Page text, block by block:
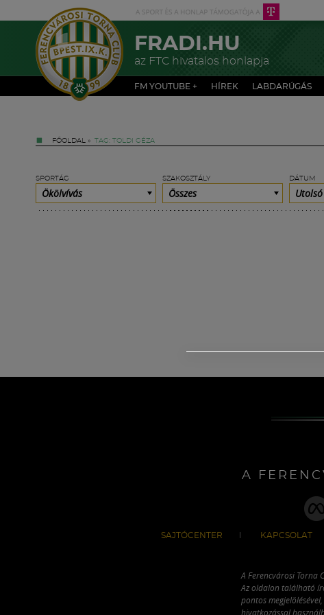
FRADI.HU
az FTC hivatalos honlapja
FM YOUTUBE + HÍREK LABDARÚGÁS
FŐOLDAL » TAG: TOLDI GÉZA
SPORTÁG
Ökölvívás
SZAKOSZTÁLY
Összes
DÁTUM
A
SAJTÓCENTER KAPCSOLAT
A Ferencvárosi Torna
Az oldalon található
pontos
hivatkozással